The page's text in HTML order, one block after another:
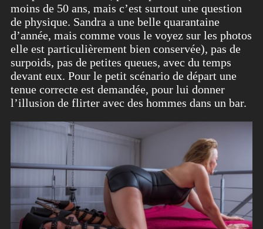
moins de 50 ans, mais c’est surtout une question
de physique. Sandra a une belle quarantaine
d’année, mais comme vous le voyez sur les photos
elle est particulièrement bien conservée), pas de
surpoids, pas de petites queues, avec du temps
devant eux. Pour le petit scénario de départ une
tenue correcte est demandée, pour lui donner
l’illusion de flirter avec des hommes dans un bar.